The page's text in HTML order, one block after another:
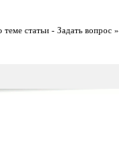
статьи - Задать вопрос »